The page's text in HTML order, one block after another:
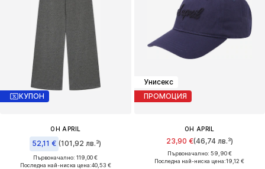
КУПОН
OH APRIL
52,11 € (101,92 лв.³)
Първоначално: 119,00 €
Последна най-ниска цена:40,53 €
Унисекс
ПРОМОЦИЯ
OH APRIL
23,90 €(46,74 лв.³)
Първоначално: 59,90 €
Последна най-ниска цена:19,12 €